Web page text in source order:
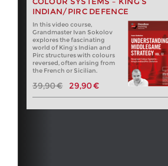
INDIAN/PIRC DEFENCE
In this video course,
Grandmaster Ivan Sokolov
explores the fascinating
world of King’s Indian and
Pirc structures with colours
reversed, often arising from
the French or Sicilian.
39,90 € 29,90 €